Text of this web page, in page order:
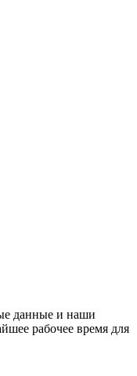
данные и наши
рабочее время для